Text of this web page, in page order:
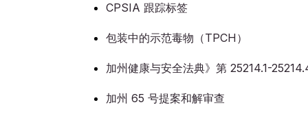
CPSIA 跟踪标签
包装中的示范毒物（TPCH）
加州健康与安全法典》第 25214.1-
加州 65 号提案和解审查